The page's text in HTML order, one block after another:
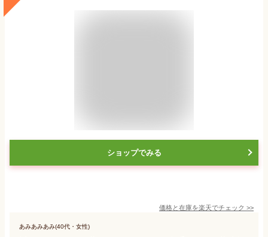
ショップでみる
価格と在庫を楽天でチェック >>
あみあみあみ(40代・女性)